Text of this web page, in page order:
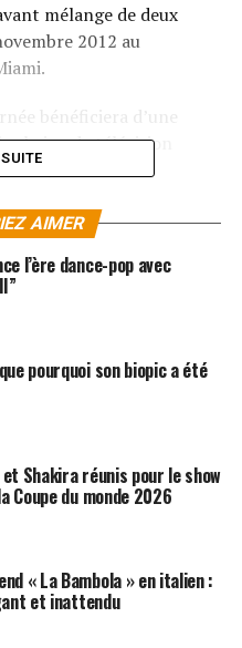
mélange de deux
2012 au
bénéficiera d’une
chaine de télévision
avant sa
le 19 mai dernier
Music Awards, dont celui
AIMER
l’ère dance-pop avec
pourquoi son biopic a été
et Shakira réunis pour le show
Coupe du monde 2026
« La Bambola » en italien :
et inattendu